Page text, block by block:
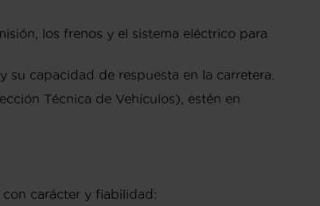
los frenos y el sistema eléctrico para
capacidad de respuesta en la carretera.
Técnica de Vehículos), estén en
carácter y fiabilidad: